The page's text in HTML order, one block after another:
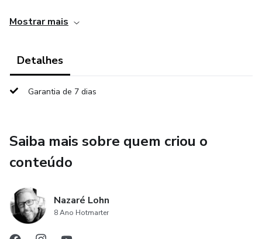
A conversa interna é uma das formas mais poderosas de
Se a sua felicidade ficar nas mãos de outras pessoas, você
nunca será feliz. E por naturalidade, algumas pessoas vão
se afastar e outras você terá que deixar de lado. Mas não
se preocupe muito, também vão ter aquelas que vão
caminhar ao seu lado. É somente assim que você vai
conseguir evoluir.
Mostrar mais
Detalhes
Garantia de 7 dias
Saiba mais sobre quem criou o
conteúdo
Nazaré Lohn
8 Ano Hotmarter